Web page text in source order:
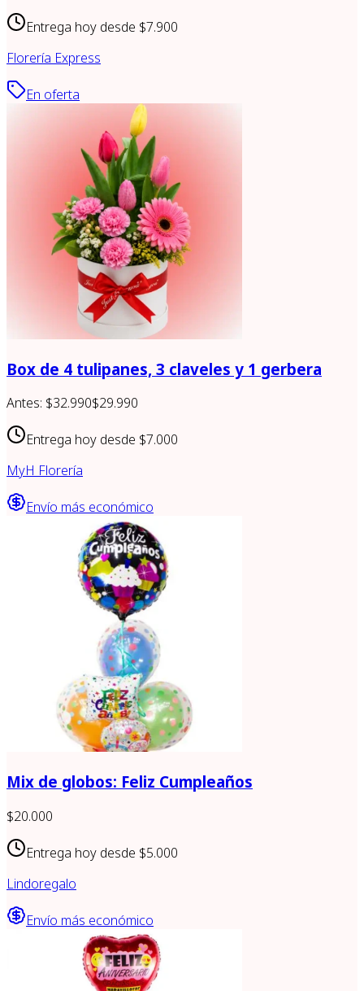
Entrega hoy desde $7.900
Florería Express
En oferta
Box de 4 tulipanes, 3 claveles y 1 gerbera
Antes: $32.990$29.990
Entrega hoy desde $7.000
MyH Florería
Envío más económico
Mix de globos: Feliz Cumpleaños
$20.000
Entrega hoy desde $5.000
Lindoregalo
Envío más económico